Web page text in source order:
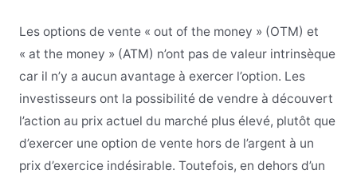
Les options de vente « out of the money » (OTM) et
« at the money » (ATM) n’ont pas de valeur intrinsèque
car il n’y a aucun avantage à exercer l’option. Les
investisseurs ont la possibilité de vendre à découvert
l’action au prix actuel du marché plus élevé, plutôt que
d’exercer une option de vente hors de l’argent à un
prix d’exercice indésirable. Toutefois, en dehors d’un